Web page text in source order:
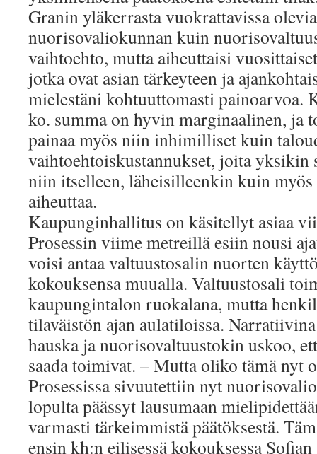
Granin yläkerrasta vuokrattavissa
nuorisovaliokunnan kuin
vaihtoehto, mutta aiheuttaisi
jotka ovat asian tärkeyteen ja
mielestäni kohtuuttomasti painoarvoa.
ko. summa on hyvin marginaalinen, ja
painaa myös niin inhimilliset kuin
vaihtoehtoiskustannukset, joita
niin itselleen, läheisilleenkin kuin
aiheuttaa.
Kaupunginhallitus on käsitellyt asiaa
Prosessin viime metreillä esiin nousi
voisi antaa valtuustosalin nuorten
kokouksensa muualla. Valtuustosali
kaupungintalon ruokalana, mutta
tilaväistön ajan aulatiloissa.
hauska ja nuorisovaltuustokin uskoo,
saada toimivat. – Mutta oliko tämä nyt
Prosessissa sivuutettiin nyt
lopulta päässyt lausumaan
varmasti tärkeimmistä päätöksestä.
ensin kh:n eilisessä kokouksessa